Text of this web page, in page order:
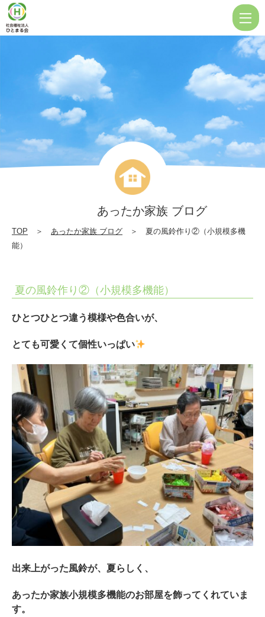
の
風
鈴
作
り
②（小
規
模
機
能）
|
会
福
祉
法
人
ひ
と
ま
る
会
あったか家族 ブログ
TOP ＞ あったか家族 ブログ ＞ 夏の風鈴作り②（小規模多機
能）
夏の風鈴作り②（小規模多機能）
ひとつひとつ違う模様や色合いが、
とても可愛くて個性いっぱい
出来上がった風鈴が、夏らしく、
あったか家族小規模多機能のお部屋を飾ってくれていま
す。